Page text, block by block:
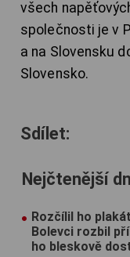
všech
společnosti je v
a na Slovensku
Slovensko.
Sdílet:
Nejčtenější
Rozčílil ho
Bolevci rozbil
ho bleskově